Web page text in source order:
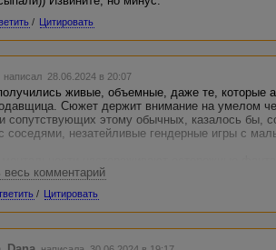
/ Цитировать
написал 28.06.2024 в 20:07
живые, объемные, даже те, которые
Сюжет держит внимание на умелом
сопутствующих этому обычных, казалось бы,
соседями, незатейливые гендерные игры с
дочь примеряет к своему будущему в
который трансформируется из
воспринимает сказанное бросившей ее матери,
психологический паттерн о том, что связь
Почему-то вспомнился Лермонтов, хотя он
:"Богаты мы едва из колыбели ошибками
весь комментарий
/ Цитировать